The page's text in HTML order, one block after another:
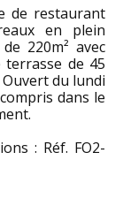
de restaurant
en plein
220m² avec
terrasse de 45
Ouvert du lundi
dans le
: Réf. FO2-